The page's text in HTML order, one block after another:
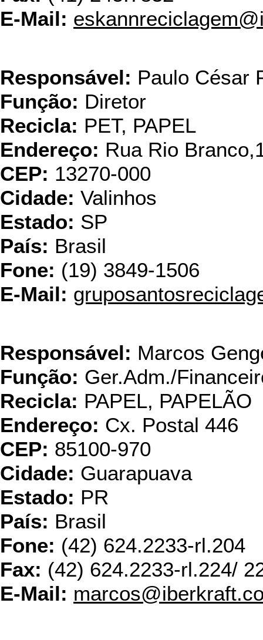
E-Mail:
Responsável: Paulo César
Função: Diretor
Recicla: PET, PAPEL
Endereço: Rua Rio
CEP: 13270-000
Cidade: Valinhos
Estado: SP
País: Brasil
Fone: (19) 3849-1506
E-Mail:
Responsável: Marcos
Função: Ger.Adm./
Recicla: PAPEL, PAPELÃO
Endereço: Cx. Postal 446
CEP: 85100-970
Cidade: Guarapuava
Estado: PR
País: Brasil
Fone: (42) 624.2233-rl.204
Fax: (42) 624.2233-rl.224/
E-Mail: